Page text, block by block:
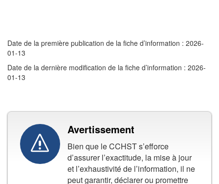
Date de la première publication de la fiche d’information : 2026-
01-13
Date de la dernière modification de la fiche d’information : 2026-
01-13
Avertissement
Bien que le CCHST s’efforce
d’assurer l’exactitude, la mise à jour
et l’exhaustivité de l’information, il ne
peut garantir, déclarer ou promettre